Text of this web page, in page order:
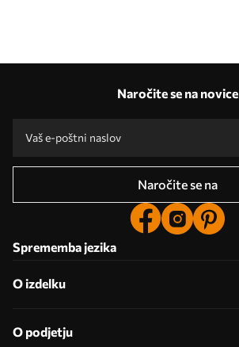
Naročite se na novice
Naročite se na
Sprememba jezika
O izdelku
O podjetju